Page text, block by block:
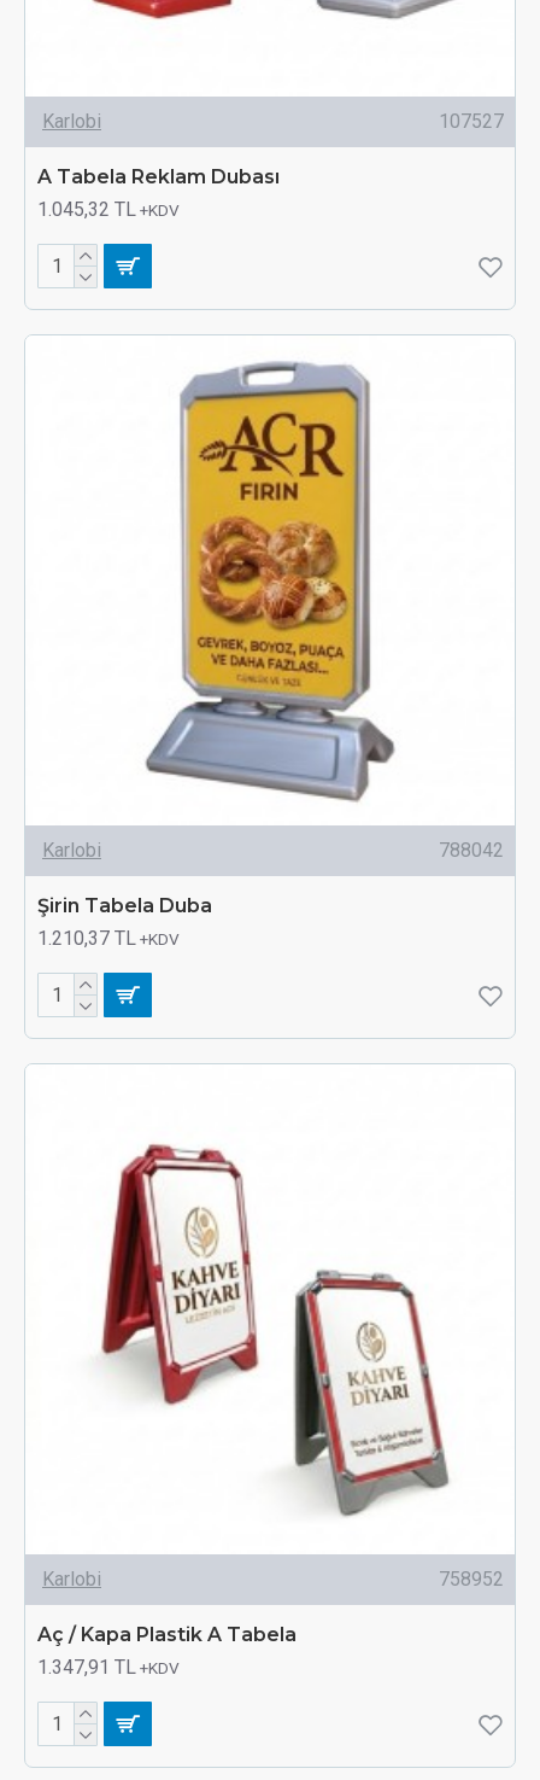
Karlobi 107527
A Tabela Reklam Dubası
1.045,32 TL+KDV
Karlobi 788042
Şirin Tabela Duba
1.210,37 TL+KDV
Karlobi 758952
Aç / Kapa Plastik A Tabela
1.347,91 TL+KDV